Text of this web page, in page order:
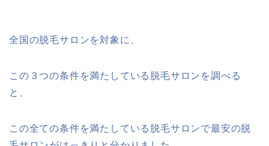
全国の脱毛サロンを対象に、
この ３つの条件を満たしている脱毛サロンを調べる
と、
この全ての条件を満たしている脱毛サロンで最安の脱